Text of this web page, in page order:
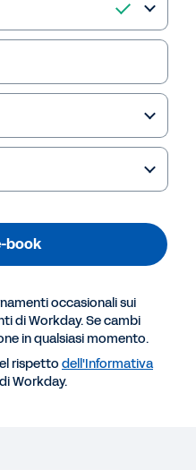
forza lavoro: cos'è e
book
occasionali sui
di Workday. Se cambi
in qualsiasi momento.
rispetto dell'Informativa
di Workday.